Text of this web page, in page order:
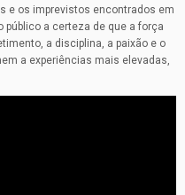
e os imprevistos encontrados em
a certeza de que a força
a disciplina, a paixão e o
a experiências mais elevadas,